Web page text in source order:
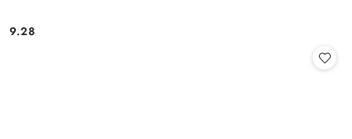
Cena:
9.28